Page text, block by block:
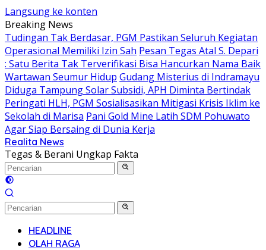
Langsung ke konten
Breaking News
Tudingan Tak Berdasar, PGM Pastikan Seluruh Kegiatan
Operasional Memiliki Izin Sah Pesan Tegas Atal S. Depari
: Satu Berita Tak Terverifikasi Bisa Hancurkan Nama Baik
Wartawan Seumur Hidup Gudang Misterius di Indramayu
Diduga Tampung Solar Subsidi, APH Diminta Bertindak
Peringati HLH, PGM Sosialisasikan Mitigasi Krisis Iklim ke
Sekolah di Marisa Pani Gold Mine Latih SDM Pohuwato
Agar Siap Bersaing di Dunia Kerja
Realita News
Tegas & Berani Ungkap Fakta
HEADLINE
OLAH RAGA